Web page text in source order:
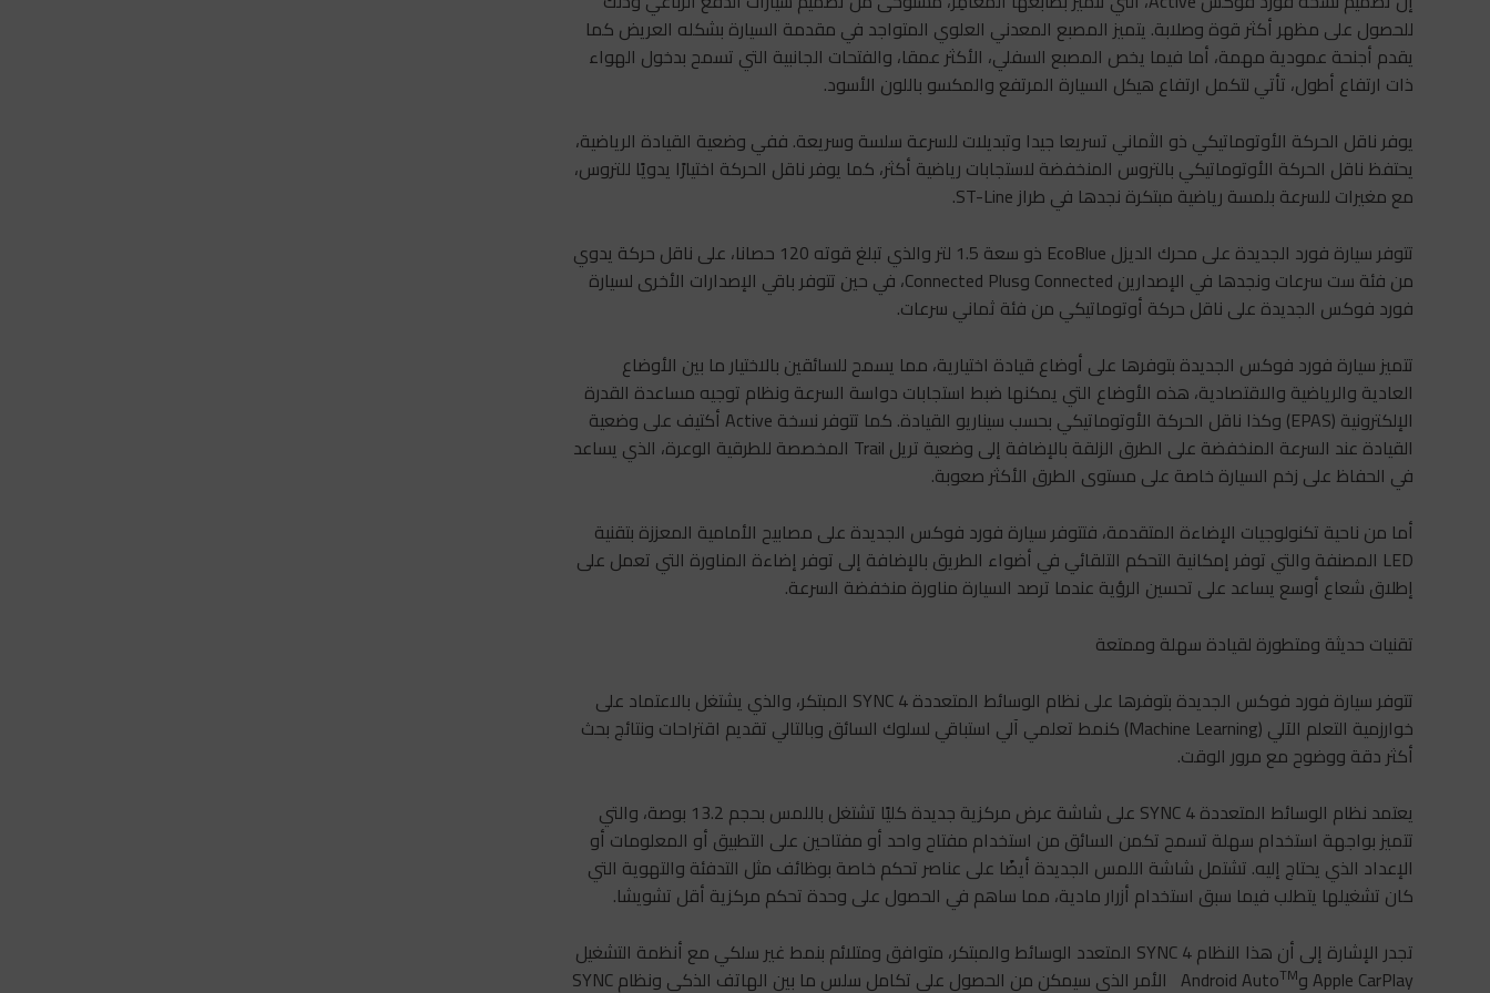
للحصول على مظهر أكثر قوة وصلابة. يتميز المصبع المعدني العلوي المتواجد في مقدمة السيارة بشكله العريض كما
يقدم أجنحة عمودية مهمة، أما فيما يخص المصبع السفلي، الأكثر عمقا، والفتحات الجانبية التي تسمح بدخول الهواء
ذات ارتفاع أطول، تأتي لتكمل ارتفاع هيكل السيارة المرتفع والمكسو باللون الأسود.
يوفر ناقل الحركة الأوتوماتيكي ذو الثماني تسريعا جيدا وتبديلات للسرعة سلسة وسريعة. ففي وضعية القيادة الرياضية،
يحتفظ ناقل الحركة الأوتوماتيكي بالتروس المنخفضة لاستجابات رياضية أكثر، كما يوفر ناقل الحركة اختيارًا يدويًا للتروس،
مع مغيرات للسرعة بلمسة رياضية مبتكرة نجدها في طراز ST-Line.
تتوفر سيارة فورد الجديدة على محرك الديزل EcoBlue ذو سعة 1.5 لتر والذي تبلغ قوته 120 حصانا، على ناقل حركة يدوي
من فئة ست سرعات ونجدها في الإصدارين Connected وConnected Plus، في حين تتوفر باقي الإصدارات الأخرى لسيارة
فورد فوكس الجديدة على ناقل حركة أوتوماتيكي من فئة ثماني سرعات.
تتميز سيارة فورد فوكس الجديدة بتوفرها على أوضاع قيادة اختيارية، مما يسمح للسائقين بالاختيار ما بين الأوضاع
العادية والرياضية والاقتصادية، هذه الأوضاع التي يمكنها ضبط استجابات دواسة السرعة ونظام توجيه مساعدة القدرة
الإلكترونية (EPAS) وكذا ناقل الحركة الأوتوماتيكي بحسب سيناريو القيادة. كما تتوفر نسخة Active أكتيف على وضعية
القيادة عند السرعة المنخفضة على الطرق الزلقة بالإضافة إلى وضعية تريل Trail المخصصة للطرقية الوعرة، الذي يساعد
في الحفاظ على زخم السيارة خاصة على مستوى الطرق الأكثر صعوبة.
أما من ناحية تكنولوجيات الإضاءة المتقدمة، فتتوفر سيارة فورد فوكس الجديدة على مصابيح الأمامية المعززة بتقنية
LED المصنفة والتي توفر إمكانية التحكم التلقائي في أضواء الطريق بالإضافة إلى توفر إضاءة المناورة التي تعمل على
إطلاق شعاع أوسع يساعد على تحسين الرؤية عندما ترصد السيارة مناورة منخفضة السرعة.
تقنيات حديثة ومتطورة لقيادة سهلة وممتعة
تتوفر سيارة فورد فوكس الجديدة بتوفرها على نظام الوسائط المتعددة SYNC 4 المبتكر، والذي يشتغل بالاعتماد على
خوارزمية التعلم الآلي (Machine Learning) كنمط تعلمي آلي استباقي لسلوك السائق وبالتالي تقديم اقتراحات ونتائج بحث
أكثر دقة ووضوح مع مرور الوقت.
يعتمد نظام الوسائط المتعددة SYNC 4 على شاشة عرض مركزية جديدة كليًا تشتغل باللمس بحجم 13.2 بوصة، والتي
تتميز بواجهة استخدام سهلة تسمح تكمن السائق من استخدام مفتاح واحد أو مفتاحين على التطبيق أو المعلومات أو
الإعداد الذي يحتاج إليه. تشتمل شاشة اللمس الجديدة أيضًا على عناصر تحكم خاصة بوظائف مثل التدفئة والتهوية التي
كان تشغيلها يتطلب فيما سبق استخدام أزرار مادية، مما ساهم في الحصول على وحدة تحكم مركزية أقل تشويشا.
تجدر الإشارة إلى أن هذا النظام SYNC 4 المتعدد الوسائط والمبتكر، متوافق ومتلائم بنمط غير سلكي مع أنظمة التشغيل
Apple CarPlay وAndroid Auto
TM
الأمر الذي سيمكن من الحصول على تكامل سلس ما بين الهاتف الذكي ونظام SYNC